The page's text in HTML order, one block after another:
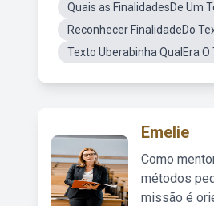
Quais as FinalidadesDe Um
Reconhecer FinalidadeDo
Texto Uberabinha QualEra
Emelie
Como
métodos
missão é